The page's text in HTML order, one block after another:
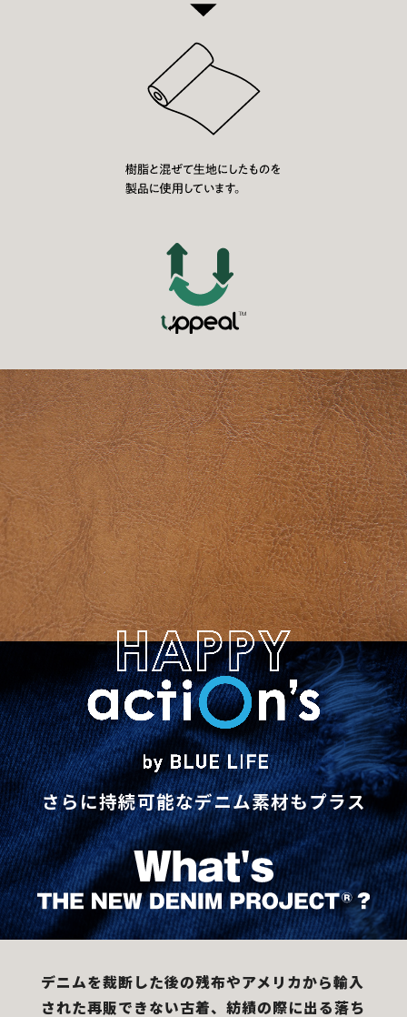
さらに持続可能なデニム素材もプラス
デニムを裁断した後の残布やアメリカから輸入
された再販できない古着、紡績の際に出る落ち